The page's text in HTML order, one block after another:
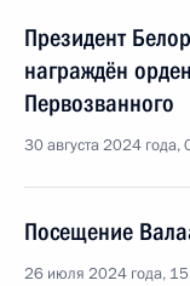
Президент
награждён
Первозванного
30 августа 2024 года,
Посещение
26 июля 2024 года,